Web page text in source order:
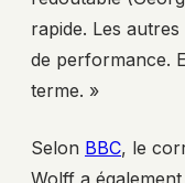
rapide. Les
de performance.
terme. »
Selon BBC, le